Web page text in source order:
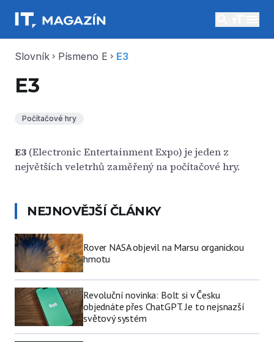
Slovník chevron_right Písmeno E chevron_right E3
E3
Počítačové hry
E3 (Electronic Entertainment Expo) je jeden z
největších veletrhů zaměřený na počítačové hry.
NEJNOVĚJŠÍ ČLÁNKY
Rover NASA objevil na Marsu organickou
hmotu
Revoluční novinka: Bolt si v Česku
objednáte přes ChatGPT. Je to nejsnazší
světový systém